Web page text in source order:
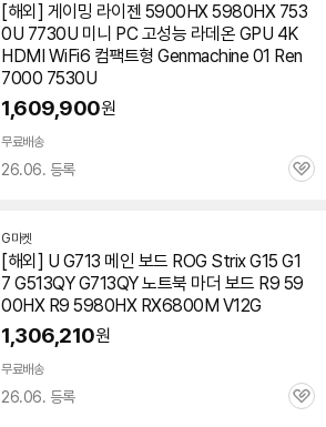
[해외] 게이밍 라이젠 5900HX5980HX753
0U 7730U 미니 PC 고성능 라데온 GPU 4K
HDMI WiFi6 컴팩트형 Genmachine 01 Ren
7000 7530U
1,609,900원
무료배송
26.06. 등록
관
G마켓
[해외] U G713 메인 보드 ROG Strix G15 G1
7 G513QY G713QY 노트북 마더 보드 R9 59
00HX R9 5980HXRX6800M V12G
1,306,210원
무료배송
26.06. 등록
관